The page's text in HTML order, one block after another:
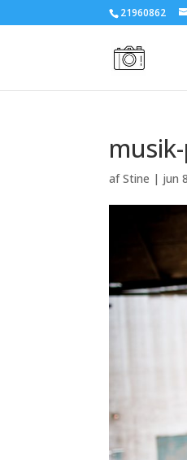
21960862
afStine | jun